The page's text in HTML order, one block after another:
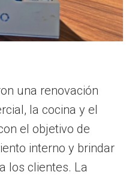
una renovación
la cocina y el
el objetivo de
interno y brindar
los clientes. La